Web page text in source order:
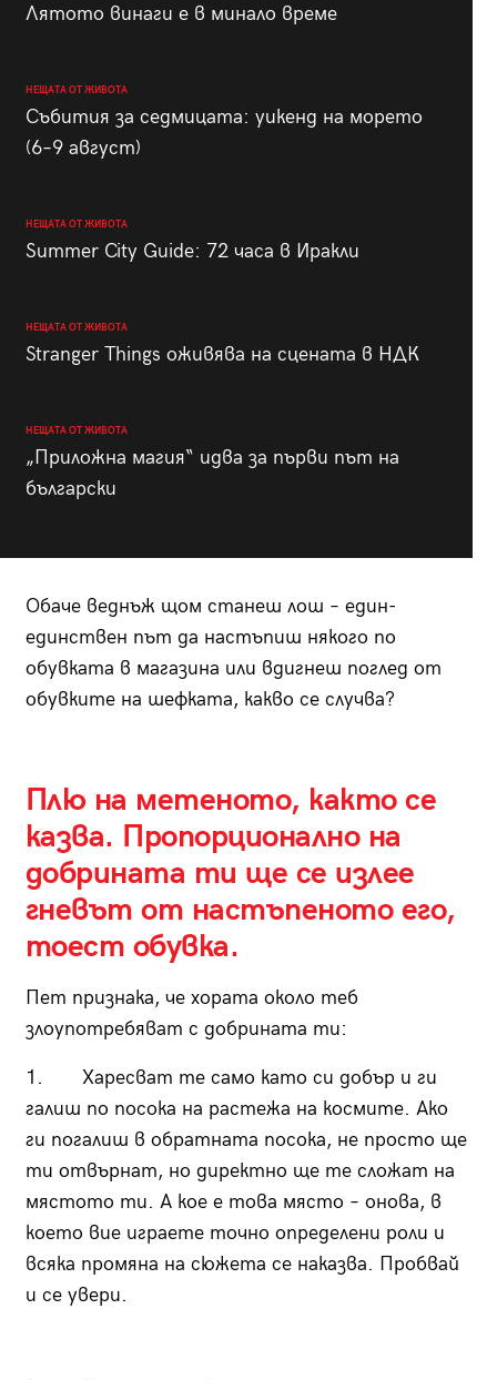
Лятото винаги е в минало време
НЕЩАТА ОТ ЖИВОТА
Събития за седмицата: уикенд на морето
(6–9 август)
НЕЩАТА ОТ ЖИВОТА
Summer City Guide: 72 часа в Иракли
НЕЩАТА ОТ ЖИВОТА
Stranger Things оживява на сцената в НДК
НЕЩАТА ОТ ЖИВОТА
„Приложна магия“ идва за първи път на
български
Обаче веднъж щом станеш лош – един-
единствен път да настъпиш някого по
обувката в магазина или вдигнеш поглед от
обувките на шефката, какво се случва?
Плю на метеното, както се
казва. Пропорционално на
добрината ти ще се излее
гневът от настъпеното его,
тоест обувка.
Пет признака, че хората около теб
злоупотребяват с добрината ти:
1. Харесват те само като си добър и ги
галиш по посока на растежа на космите. Ако
ги погалиш в обратната посока, не просто ще
ти отвърнат, но директно ще те сложат на
мястото ти. А кое е това място – онова, в
което вие играете точно определени роли и
всяка промяна на сюжета се наказва. Пробвай
и се увери.